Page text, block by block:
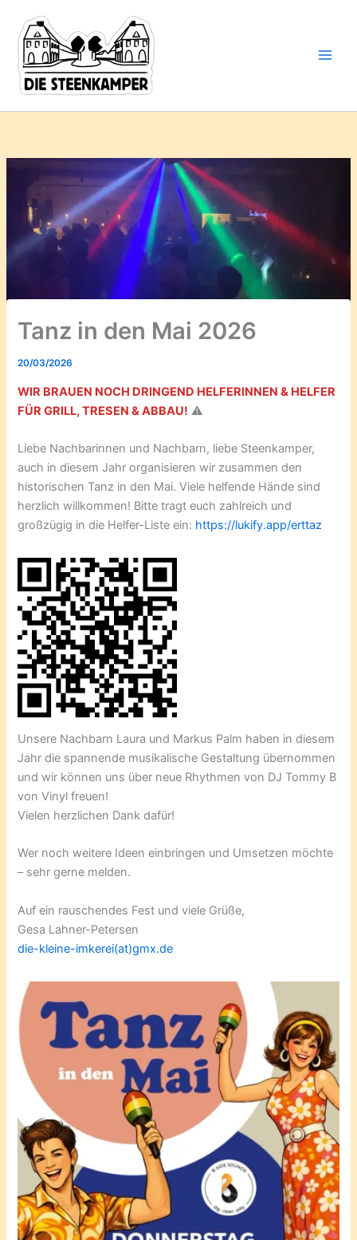
Inhalt
springen
Tanz in den Mai 2026
20/03/2026
WIR BRAUEN NOCH DRINGEND HELFERINNEN & HELFER
FÜR GRILL, TRESEN & ABBAU! ⚠️
Liebe Nachbarinnen und Nachbarn, liebe Steenkamper,
auch in diesem Jahr organisieren wir zusammen den
historischen Tanz in den Mai. Viele helfende Hände sind
herzlich willkommen! Bitte tragt euch zahlreich und
großzügig in die Helfer-Liste ein: https://lukify.app/erttaz
Unsere Nachbarn Laura und Markus Palm haben in diesem
Jahr die spannende musikalische Gestaltung übernommen
und wir können uns über neue Rhythmen von DJ Tommy B
von Vinyl freuen!
Vielen herzlichen Dank dafür!
Wer noch weitere Ideen einbringen und Umsetzen möchte
– sehr gerne melden.
Auf ein rauschendes Fest und viele Grüße,
Gesa Lahner-Petersen
die-kleine-imkerei(at)gmx.de
deine
Mail-
Adresse
ein ...